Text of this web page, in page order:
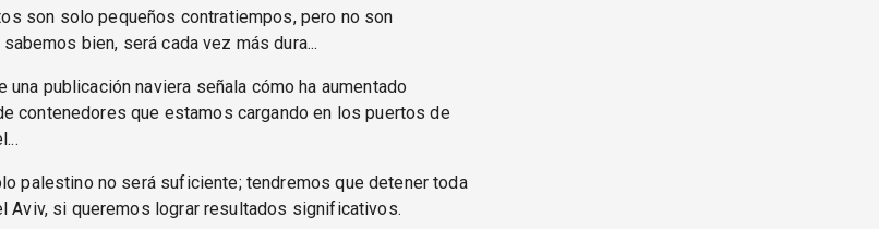
son solo pequeños contratiempos, pero no son
bien, será cada vez más dura...
una publicación naviera señala cómo ha aumentado
contenedores que estamos cargando en los puertos de
palestino no será suficiente; tendremos que detener toda
Aviv, si queremos lograr resultados significativos.